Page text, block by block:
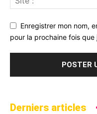
Enregistrer mon nom,
pour la prochaine fois que
Derniers articles